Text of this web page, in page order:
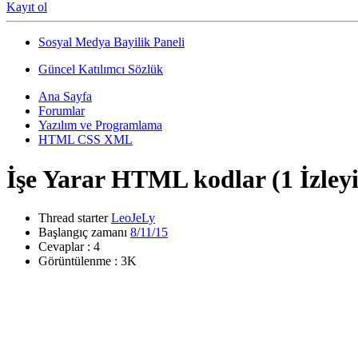
Kayıt ol
Sosyal Medya Bayilik Paneli
Güncel Katılımcı Sözlük
Ana Sayfa
Forumlar
Yazılım ve Programlama
HTML CSS XML
İşe Yarar HTML kodlar (1
Thread starter LeoJeLy
Başlangıç zamanı 8/11/15
Cevaplar : 4
Görüntülenme : 3K